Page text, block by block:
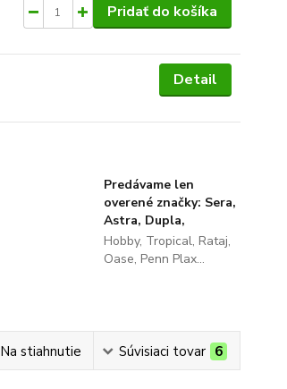
Pridať do košíka
Detail
Predávame len
overené značky: Sera,
Astra, Dupla,
Hobby, Tropical, Rataj,
Oase, Penn Plax...
Na stiahnutie Súvisiaci tovar 6